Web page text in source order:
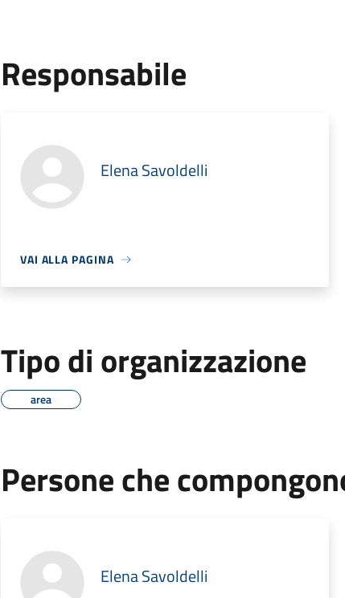
Responsabile
Elena Savoldelli
VAI ALLA PAGINA
Tipo di organizzazione
area
Persone che
Elena Savoldelli